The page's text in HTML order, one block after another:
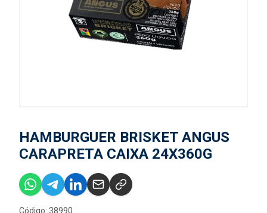
HAMBURGUER BRISKET ANGUS
CARAPRETA CAIXA 24X360G
Código: 38990